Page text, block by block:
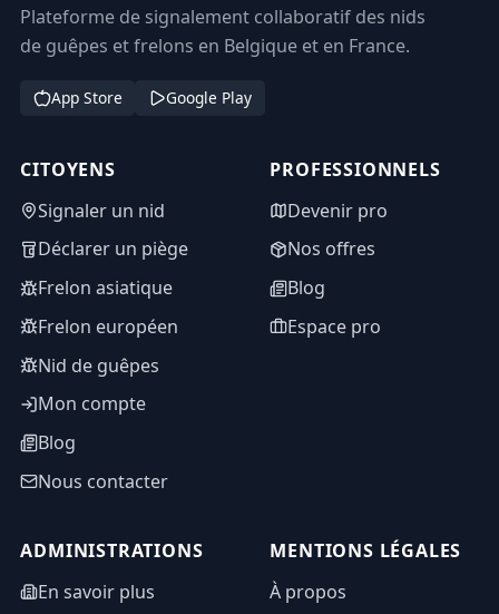
Plateforme de signalement collaboratif des nids
de guêpes et frelons en Belgique et en France.
App Store Google Play
CITOYENS
Signaler un nid
Déclarer un piège
Frelon asiatique
Frelon européen
Nid de guêpes
Mon compte
Blog
Nous contacter
PROFESSIONNELS
Devenir pro
Nos offres
Blog
Espace pro
ADMINISTRATIONS
En savoir plus
MENTIONS LÉGALES
À propos